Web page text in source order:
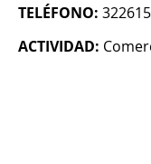
TELÉFONO:
ACTIVIDAD: